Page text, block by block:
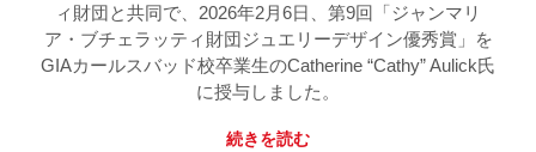
ィ財団と共同で、2026年2月6日、第9回「ジャンマリ
ア・ブチェラッティ財団ジュエリーデザイン優秀賞」を
GIAカールスバッド校卒業生のCatherine “Cathy” Aulick氏
に授与しました。
続きを読む